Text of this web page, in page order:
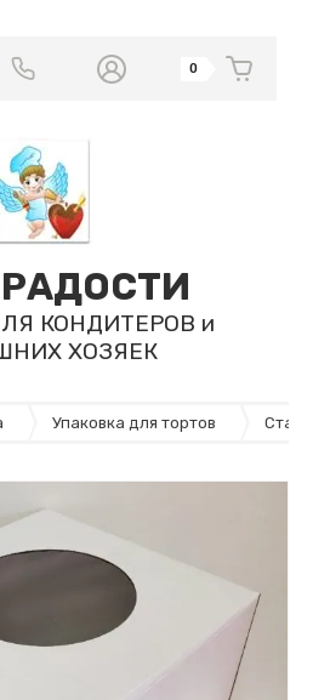
КОНДИТЕРОВ и
ХОЗЯЕК
0
Упаковка для тортов